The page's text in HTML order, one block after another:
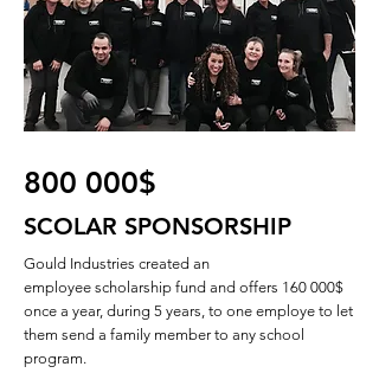
800 000$
SCOLAR SPONSORSHIP
Gould Industries created an
employee scholarship fund and offers 160 000$
once a year, during 5 years, to one employe to let
them send a family member to any school
program.